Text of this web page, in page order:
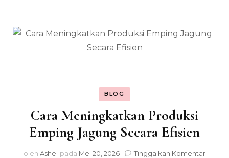
BLOG
Cara Meningkatkan Produksi
Emping Jagung Secara Efisien
oleh Ashel pada Mei 20, 2026 Tinggalkan Komentarpada